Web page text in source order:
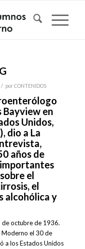
/ por CONTENIDOS
Bayview en
Unidos,
dio a La
años de
el
el
alcohólica y
de octubre de 1936.
Moderno el 30 de
a los Estados Unidos